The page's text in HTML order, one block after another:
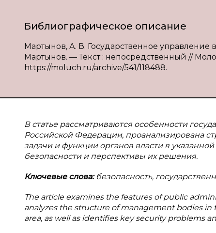
Библиографическое описание
Мартынов, А. В. Государственное
Мартынов. — Текст : непосредственный //
https://moluch.ru/archive/541/118488.
В статье рассматриваются особенности
Российской Федерации, проанализирована
задачи и функции органов власти в
безопасности и перспективы их решения.
Ключевые слова: безопасность,
The article examines the features of public
analyzes the structure of management bodies
area, as well as identifies key security problems